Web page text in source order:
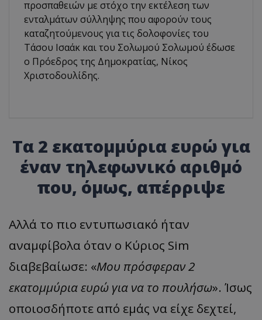
προσπαθειών με στόχο την εκτέλεση των
ενταλμάτων σύλληψης που αφορούν τους
καταζητούμενους για τις δολοφονίες του
Τάσου Ισαάκ και του Σολωμού Σολωμού έδωσε
ο Πρόεδρος της Δημοκρατίας, Νίκος
Χριστοδουλίδης.
Τα 2 εκατομμύρια ευρώ για
έναν τηλεφωνικό αριθμό
που, όμως, απέρριψε
Αλλά το πιο εντυπωσιακό ήταν
αναμφίβολα όταν ο Κύριος Sim
διαβεβαίωσε: «Μου πρόσφεραν 2
εκατομμύρια ευρώ για να το πουλήσω». Ίσως
οποιοσδήποτε από εμάς να είχε δεχτεί,